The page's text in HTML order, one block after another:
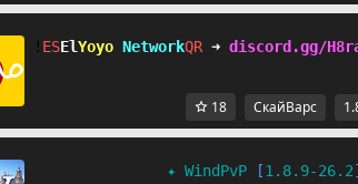
! AQElYoyo NetworkS\ ➜ discord.gg/
18 СкайВарс
✦ WindPvP [1.8.9-26.2